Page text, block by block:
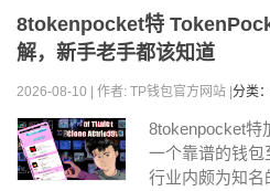
8tokenpocket特
解，新手老手都该知道
2026-08-10 | 作者: TP钱包官方网站 | 分类
8tokenpocket特
一个靠谱的钱包
行业内颇为知名